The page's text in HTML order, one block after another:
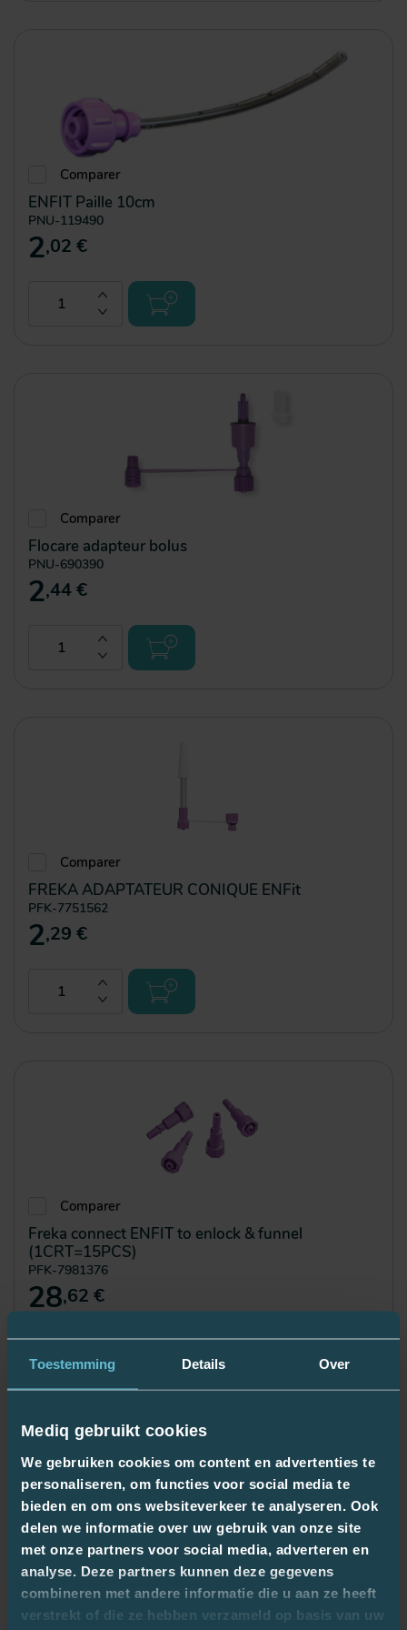
Toestemming Details Over
Mediq gebruikt cookies
We gebruiken cookies om content en advertenties te
personaliseren, om functies voor social media te
bieden en om ons websiteverkeer te analyseren. Ook
delen we informatie over uw gebruik van onze site
met onze partners voor social media, adverteren en
analyse. Deze partners kunnen deze gegevens
combineren met andere informatie die u aan ze heeft
verstrekt of die ze hebben verzameld op basis van uw
Comparer
ENFIT Paille 10cm
PNU-119490
2,02 €
Comparer
Flocare adapteur bolus
PNU-690390
2,44 €
Comparer
FREKA ADAPTATEUR CONIQUE ENFit
PFK-7751562
2,29 €
Comparer
Freka connect ENFIT to enlock & funnel
(1CRT=15PCS)
PFK-7981376
28,62 €
Comparer
Freka Medi adaptor ENFIT/LL
PFK-7981377